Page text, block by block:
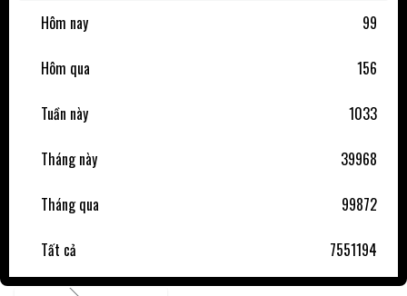
Hôm nay 99
Hôm qua 156
Tuần này 1033
Tháng này 39968
Tháng qua 99872
Tất cả 7551194